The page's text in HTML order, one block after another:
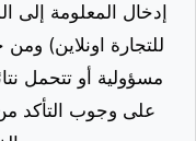
إدخال المعلومة إلى
للتجارة اونلاين)
مسؤولية أو تتحمل
على وجوب التأكد